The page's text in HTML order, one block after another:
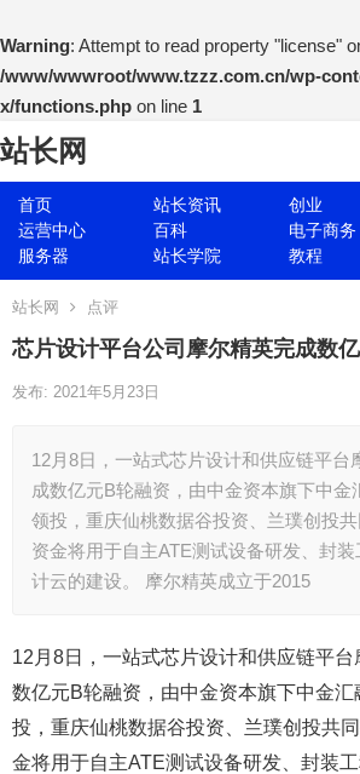
Warning: Attempt to read property "license"
/www/wwwroot/www.tzzz.com.cn/wp-
x/functions.php on line 1
站长网
首页 站长资讯 创业
运营中心
百科 电子商务
服务器
站长学院 教程
站长网 点评
芯片设计平台公司摩尔精英完成数
发布: 2021年5月23日
12月8日，一站式芯片设计和供应链平台
成数亿元B轮融资，由中金资本旗下中金
领投，重庆仙桃数据谷投资、兰璞创投
资金将用于自主ATE测试设备研发、封
计云的建设。 摩尔精英成立于2015
12月8日，一站式芯片设计和供应链平
数亿元B轮融资，由中金资本旗下中金汇
投，重庆仙桃数据谷投资、兰璞创投共
金将用于自主ATE测试设备研发、封装